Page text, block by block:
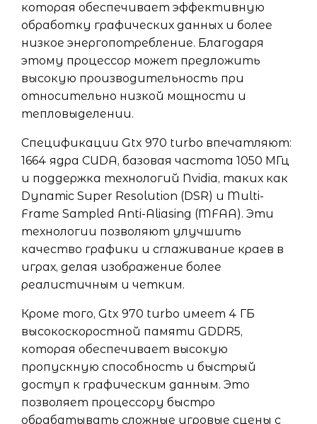
которая обеспечивает эффективную
обработку графических данных и более
низкое энергопотребление. Благодаря
этому процессор может предложить
высокую производительность при
относительно низкой мощности и
тепловыделении.
Спецификации Gtx 970 turbo впечатляют:
1664 ядра CUDA, базовая частота 1050 МГц
и поддержка технологий Nvidia, таких как
Dynamic Super Resolution (DSR) и Multi-
Frame Sampled Anti-Aliasing (MFAA). Эти
технологии позволяют улучшить
качество графики и сглаживание краев в
играх, делая изображение более
реалистичным и четким.
Кроме того, Gtx 970 turbo имеет 4 ГБ
высокоскоростной памяти GDDR5,
которая обеспечивает высокую
пропускную способность и быстрый
доступ к графическим данным. Это
позволяет процессору быстро
обрабатывать сложные игровые сцены с